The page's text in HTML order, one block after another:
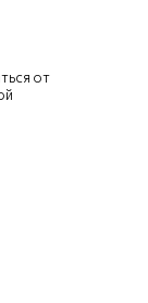
от